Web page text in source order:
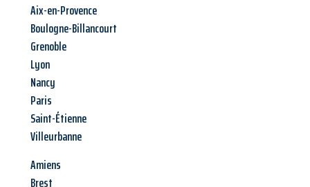
Aix-en-Provence
Boulogne-Billancourt
Grenoble
Lyon
Nancy
Paris
Saint-Étienne
Villeurbanne
Amiens
Brest